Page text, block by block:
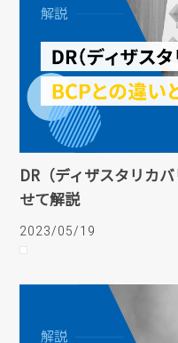
DR（ディザスタリカ
せて解説
2023/05/19